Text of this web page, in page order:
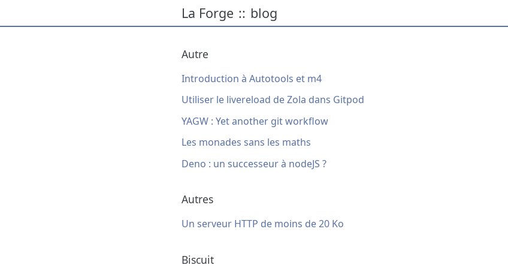
La Forge :: blog
Autre
Introduction à Autotools et m4
Utiliser le livereload de Zola dans Gitpod
YAGW : Yet another git workflow
Les monades sans les maths
Deno : un successeur à nodeJS ?
Autres
Un serveur HTTP de moins de 20 Ko
Biscuit